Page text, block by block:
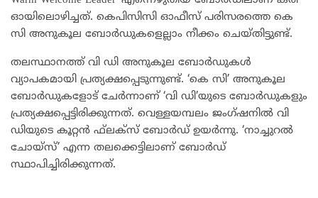
ഓയിലൊഴിച്ചത്. കെപിസിസി ഓഫീസ് പരിസരത്തെ കെ
സി അനുകൂല ബോര്‍ഡുകളെല്ലാം നീക്കം ചെയ്തിട്ടുണ്ട്.
തലസ്ഥാനത്ത് വി ഡി അനുകൂല ബോര്‍ഡുകള്‍
വ്യാപകമായി പ്രത്യക്ഷപ്പെടുന്നുണ്ട്. ‘കെ സി’ അനുകൂല
ബോര്‍ഡുകളോട് ചേര്‍ന്നാണ് ‘വി ഡി’യുടെ ബോര്‍ഡുകളും
പ്രത്യക്ഷപ്പെട്ടിരിക്കുന്നത്. വെള്ളയമ്പലം ജംഗ്ഷനില്‍ വി
ഡിയുടെ കൂറ്റന്‍ ഫ്‌ലക്‌സ് ബോര്‍ഡ് ഉയര്‍ന്നു. ‘നാച്ചുറല്‍
ചോയ്‌സ്’ എന്ന തലക്കെട്ടിലാണ് ബോര്‍ഡ്
സ്ഥാപിച്ചിരിക്കുന്നത്.